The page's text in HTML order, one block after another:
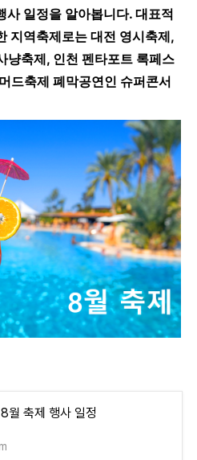
사 일정을 알아봅니다. 대표적
지역축제로는 대전 영시축제,
냥축제, 인천 펜타포트 록페스
드축제 폐막공연인 슈퍼콘서
월 축제 행사 일정